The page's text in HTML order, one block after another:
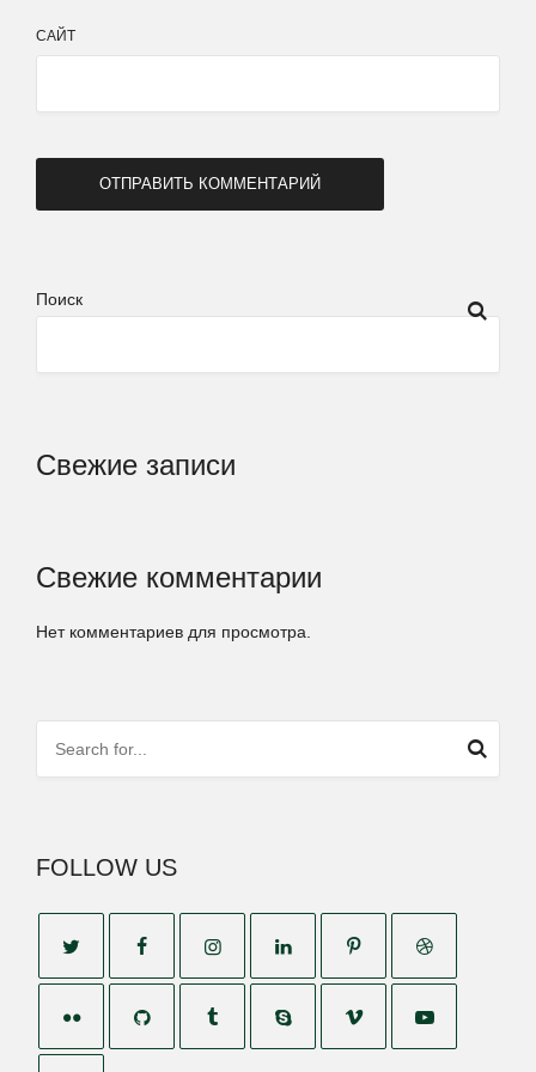
САЙТ
Поиск
Свежие записи
Свежие комментарии
Нет комментариев для просмотра.
FOLLOW US